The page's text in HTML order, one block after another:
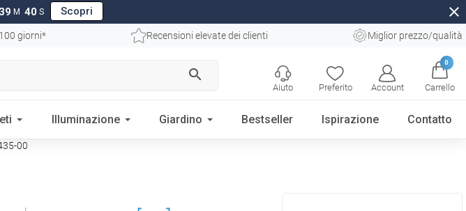
39 M 39 S Scopri close
giorni* Recensioni elevate dei clienti Miglior prezzo/qualità
search
Preferito Account
0
Carrello
Aiuto
Illuminazione Giardino Bestseller Ispirazione Contatto
00